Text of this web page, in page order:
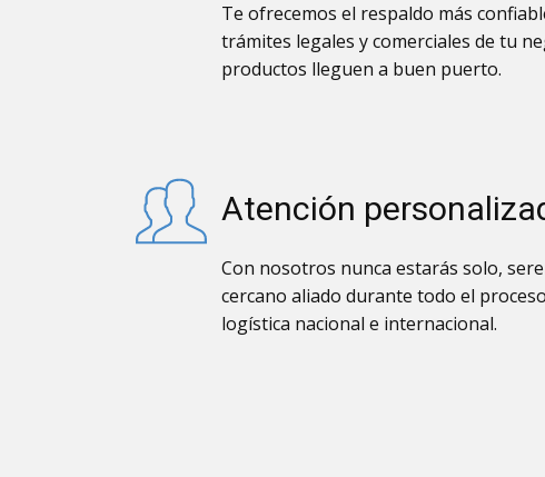
Te ofrecemos el respaldo más
trámites legales y comerciales de tu
productos lleguen a buen puerto.
Atención
Con nosotros nunca estarás solo,
cercano aliado durante todo el
logística nacional e internacional.